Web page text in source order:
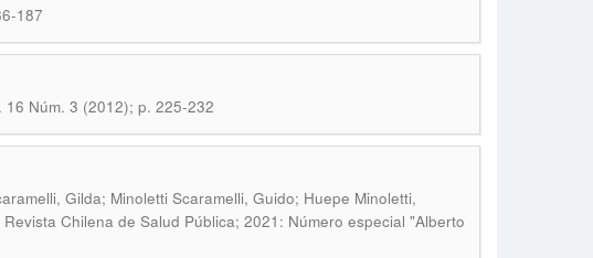
187
16 Núm. 3 (2012); p. 225-232
Gilda; Minoletti Scaramelli, Guido; Huepe Minoletti,
Revista Chilena de Salud Pública; 2021: Número especial "Alberto